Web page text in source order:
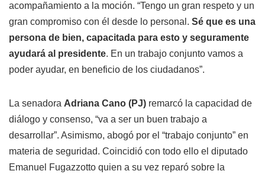
acompañamiento a la moción. “Tengo un gran respeto y un
gran compromiso con él desde lo personal. Sé que es una
persona de bien, capacitada para esto y seguramente
ayudará al presidente. En un trabajo conjunto vamos a
poder ayudar, en beneficio de los ciudadanos”.
La senadora Adriana Cano (PJ) remarcó la capacidad de
diálogo y consenso, “va a ser un buen trabajo a
desarrollar”. Asimismo, abogó por el “trabajo conjunto” en
materia de seguridad. Coincidió con todo ello el diputado
Emanuel Fugazzotto quien a su vez reparó sobre la